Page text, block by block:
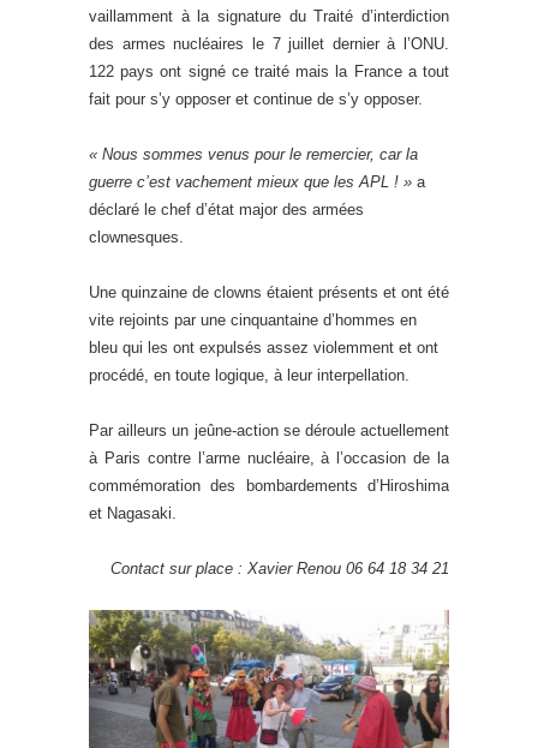
vaillamment à la signature du Traité d’interdiction
des armes nucléaires le 7 juillet dernier à l’ONU.
122 pays ont signé ce traité mais la France a tout
fait pour s’y opposer et continue de s’y opposer.
« Nous sommes venus pour le remercier, car la
guerre c’est vachement mieux que les APL ! » a
déclaré le chef d’état major des armées
clownesques.
Une quinzaine de clowns étaient présents et ont été
vite rejoints par une cinquantaine d’hommes en
bleu qui les ont expulsés assez violemment et ont
procédé, en toute logique, à leur interpellation.
Par ailleurs un jeûne-action se déroule actuellement
à Paris contre l’arme nucléaire, à l’occasion de la
commémoration des bombardements d’Hiroshima
et Nagasaki.
Contact sur place : Xavier Renou 06 64 18 34 21